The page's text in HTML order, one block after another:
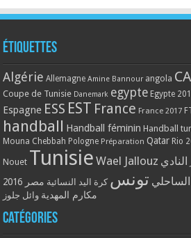
Étiquettes
Algérie Allemagne Amine Bannour angola CA
Coupe de Tunisie Danemark egypte Egypte
Espagne ESS EST France France 2017
handball Handball féminin Handball
Mouna Chebbah Pologne Préparation Qatar Rio
Nouet Tunisie Wael Jallouz النادي
الساحلي تونس كرة اليد النسائية مصر 2016
مكارم المهدية وائل جلوز
Catégories